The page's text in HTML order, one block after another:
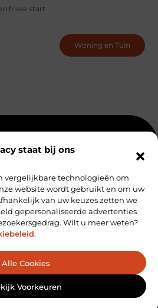
staat bij ons
vergelijkbare technologieën om
website wordt gebruikt en om uw
van uw keuzes zetten we
gepersonaliseerde advertenties
Wilt u meer weten?
.
Alle Cookies
Voorkeuren
frisse start
Woning en Tuin
Media Partners
Cookiebeleid (EU)
Je de Autoriteit van Je Website
hoe jij online inkomsten kunt genereren